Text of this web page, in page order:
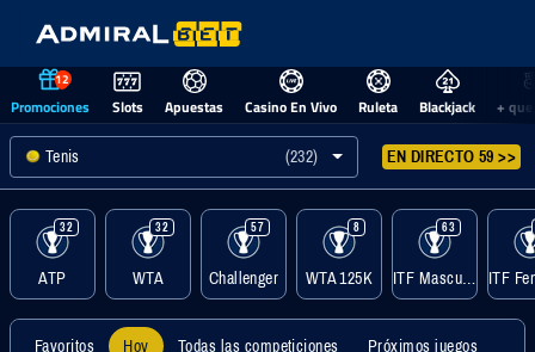
12
Promociones Slots Apuestas Casino En Vivo Ruleta Blackjack +
Tenis (232) EN DIRECTO 59 >>
32
ATP
32
WTA
57
Challenger
8
WTA 125K
63
ITF Masculino
Favoritos Hoy Todas las competiciones Próximos juegos